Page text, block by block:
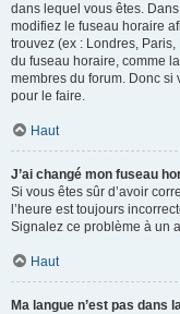
dans lequel vous êtes.
modifiez le fuseau horaire
trouvez (ex : Londres,
du fuseau horaire, comme
membres du forum. Donc si
pour le faire.
Haut
J’ai changé mon fuseau
Si vous êtes sûr d’avoir
l’heure est toujours
Signalez ce problème à un
Haut
Ma langue n’est pas dans